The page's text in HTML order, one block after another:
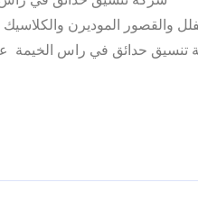
حدائق في راس الخيمة على